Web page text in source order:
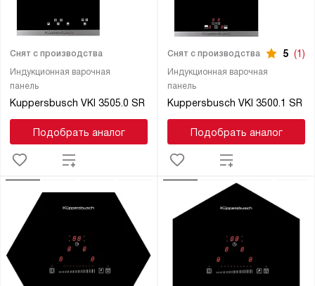
Индукционная варочная
панель
Kuppersbusch VKI 3505.0 SR
Снят с производства
Подобрать аналог
Индукционная варочная
панель
Kuppersbusch VKI 3500.1 SR
Снят с производства 5 (1)
Подобрать аналог